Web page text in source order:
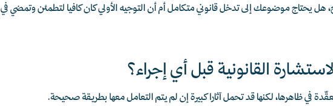
يحتاج موضوعك إلى تدخل قانوني متكامل أم أن التوجيه الأولي كان كافيا لتطمئن وتمضي في
القانونية قبل أي إجراء؟
في ظاهرها، لكنها قد تحمل آثارا كبيرة إن لم يتم التعامل معها بطريقة صحيحة.